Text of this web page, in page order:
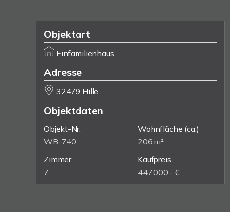
Objektart
Einfamilienhaus
Adresse
32479 Hille
Objektdaten
Objekt-Nr.
WB-740
Wohnfläche (ca.)
206 m²
Zimmer
7
Kaufpreis
447.000,- €